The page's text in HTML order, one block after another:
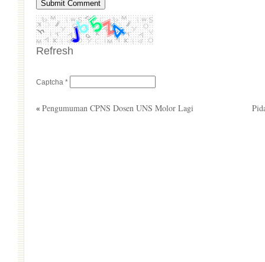
Refresh
Captcha *
« Pengumuman CPNS Dosen UNS Molor Lagi